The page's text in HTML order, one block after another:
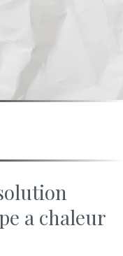
EN MASSE
a chaleur